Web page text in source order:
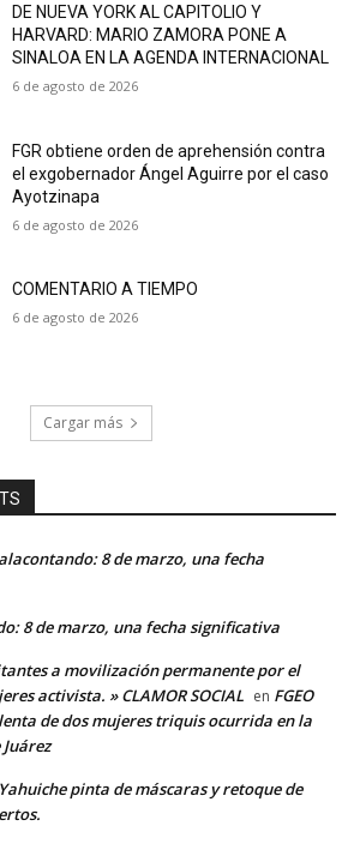
DE NUEVA YORK AL CAPITOLIO Y
HARVARD: MARIO ZAMORA PONE A
SINALOA EN LA AGENDA INTERNACIONAL
6 de agosto de 2026
FGR obtiene orden de aprehensión contra
el exgobernador Ángel Aguirre por el caso
Ayotzinapa
6 de agosto de 2026
COMENTARIO A TIEMPO
6 de agosto de 2026
Cargar más
8 de marzo, una fecha
8 de marzo, una fecha significativa
a movilización permanente por el
activista. » CLAMOR SOCIAL en FGEO
de dos mujeres triquis ocurrida en la
pinta de máscaras y retoque de